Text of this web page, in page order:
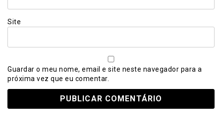
Site
Guardar o meu nome, email e site neste navegador para a
próxima vez que eu comentar.